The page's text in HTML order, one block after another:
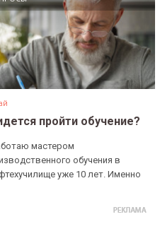
пройти обучение?
мастером
обучения в
уже 10 лет. Именно